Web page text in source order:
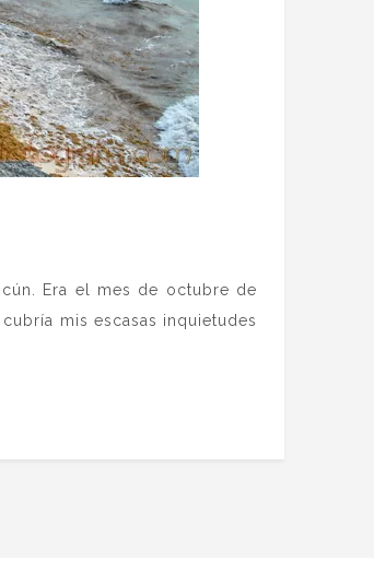
Era el mes de octubre de
mis escasas inquietudes